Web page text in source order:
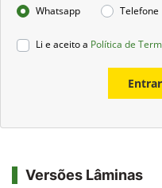
Whatsapp Telefone
Li e aceito a Política de
Versões Lâminas